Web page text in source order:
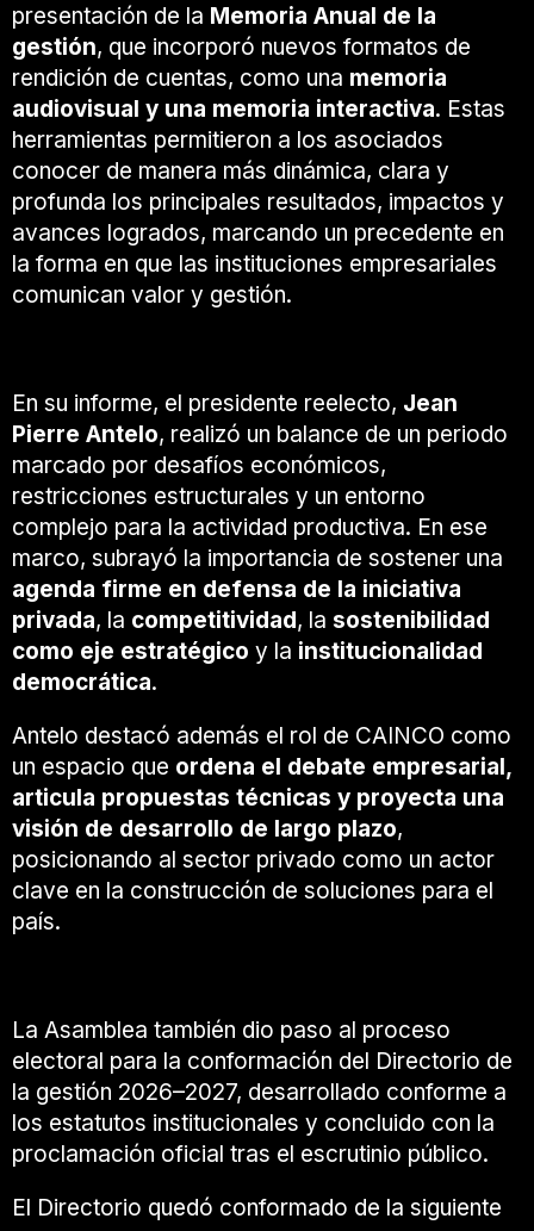
presentación de la Memoria Anual de la
gestión, que incorporó nuevos formatos de
rendición de cuentas, como una memoria
audiovisual y una memoria interactiva. Estas
herramientas permitieron a los asociados
conocer de manera más dinámica, clara y
profunda los principales resultados, impactos y
avances logrados, marcando un precedente en
la forma en que las instituciones empresariales
comunican valor y gestión.
En su informe, el presidente reelecto, Jean
Pierre Antelo, realizó un balance de un periodo
marcado por desafíos económicos,
restricciones estructurales y un entorno
complejo para la actividad productiva. En ese
marco, subrayó la importancia de sostener una
agenda firme en defensa de la iniciativa
privada, la competitividad, la sostenibilidad
como eje estratégico y la institucionalidad
democrática.
Antelo destacó además el rol de CAINCO como
un espacio que ordena el debate empresarial,
articula propuestas técnicas y proyecta una
visión de desarrollo de largo plazo,
posicionando al sector privado como un actor
clave en la construcción de soluciones para el
país.
La Asamblea también dio paso al proceso
electoral para la conformación del Directorio de
la gestión 2026–2027, desarrollado conforme a
los estatutos institucionales y concluido con la
proclamación oficial tras el escrutinio público.
El Directorio quedó conformado de la siguiente